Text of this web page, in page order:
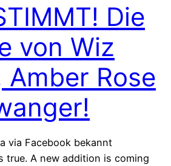
Die
von Wiz
Amber Rose
via Facebook bekannt
true. A new addition is coming